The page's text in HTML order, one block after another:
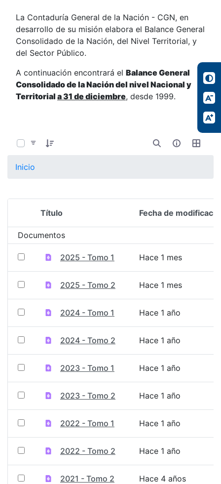
La Contaduría General de la Nación - CGN, en
desarrollo de su misión elabora el Balance General
Consolidado de la Nación, del Nivel Territorial, y
del Sector Público.
A continuación encontrará el Balance General
Consolidado de la Nación del nivel Nacional y
Territorial a 31 de diciembre, desde 1999.
Inicio
Selección del elemento
Título Fecha de
Documentos
2025 - Tomo 1 Hace 1 mes
2025 - Tomo 2 Hace 1 mes
2024 - Tomo 1 Hace 1 año
2024 - Tomo 2 Hace 1 año
2023 - Tomo 1 Hace 1 año
2023 - Tomo 2 Hace 1 año
2022 - Tomo 1 Hace 1 año
2022 - Tomo 2 Hace 1 año
2021 - Tomo 2 Hace 4 años